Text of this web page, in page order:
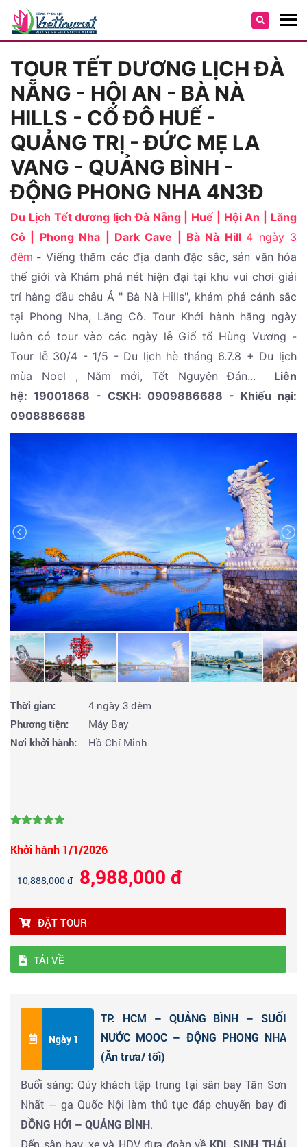
TOUR TẾT DƯƠNG LỊCH ĐÀ
NẴNG - HỘI AN - BÀ NÀ
HILLS - CỐ ĐÔ HUẾ -
QUẢNG TRỊ - ĐỨC MẸ LA
VANG - QUẢNG BÌNH -
ĐỘNG PHONG NHA 4N3Đ
Du Lịch Tết dương lịch Đà Nẵng | Huế | Hội An | Lăng
Cô | Phong Nha | Dark Cave | Bà Nà Hill 4 ngày 3
đêm - Viếng thăm các địa danh đặc sắc, sản văn hóa
thế giới và Khám phá nét hiện đại tại khu vui chơi giải
trí hàng đầu châu Á " Bà Nà Hills", khám phá cảnh sắc
tại Phong Nha, Lăng Cô. Tour Khởi hành hằng ngày
luôn có tour vào các ngày lễ Giổ tổ Hùng Vương -
Tour lễ 30/4 - 1/5 - Du lịch hè tháng 6.7.8 + Du lịch
mùa Noel , Năm mới, Tết Nguyên Đán...
Liên
hệ: 19001868 - CSKH: 0909886688 - Khiếu nại:
0908886688
Thời gian:
4 ngày 3 đêm
Phương tiện:
Máy Bay
Nơi khởi hành:
Hồ Chí Minh
Khởi hành 1/1/2026
10,888,000 đ 8,988,000 đ
ĐẶT TOUR
TẢI VỀ
Ngày 1
TP. HCM – QUẢNG BÌNH – SUỐI
NƯỚC MOOC – ĐỘNG PHONG NHA
(Ăn trưa/ tối)
Buổi sáng: Qúy khách tập trung tại sân bay Tân Sơn
Nhất – ga Quốc Nội làm thủ tục đáp chuyến bay đi
ĐỒNG HỚI – QUẢNG BÌNH.
Đến sân bay, xe và HDV đưa đoàn về KDL SINH THÁI